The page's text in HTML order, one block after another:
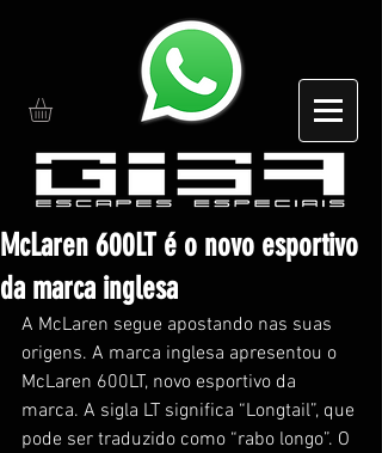
McLaren 600LT é o novo esportivo
da marca inglesa
A McLaren segue apostando nas suas
origens. A marca inglesa apresentou o
McLaren 600LT, novo esportivo da
marca. A sigla LT significa “Longtail”, que
pode ser traduzido como “rabo longo”. O